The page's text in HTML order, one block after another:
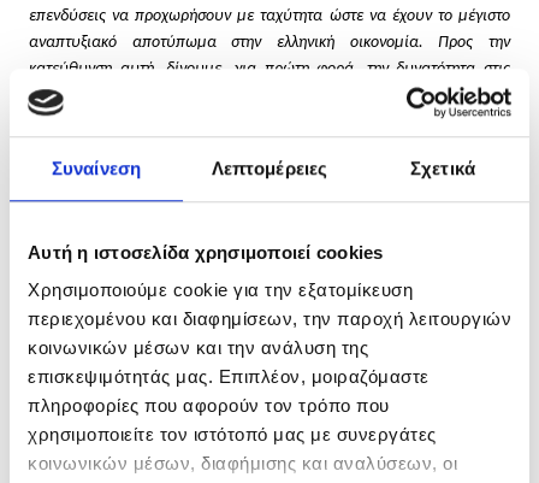
Συναίνεση Λεπτομέρειες Σχετικά
Αυτή η ιστοσελίδα χρησιμοποιεί cookies
Χρησιμοποιούμε cookie για την εξατομίκευση
περιεχομένου και διαφημίσεων, την παροχή λειτουργιών
κοινωνικών μέσων και την ανάλυση της
επισκεψιμότητάς μας. Επιπλέον, μοιραζόμαστε
πληροφορίες που αφορούν τον τρόπο που
χρησιμοποιείτε τον ιστότοπό μας με συνεργάτες
κοινωνικών μέσων, διαφήμισης και αναλύσεων, οι
επενδύσεις να προχωρήσουν με ταχύτητα ώστε να έχουν το μέγιστο
αναπτυξιακό αποτύπωμα στην ελληνική οικονομία. Προς την
κατεύθυνση αυτή, δίνουμε, για πρώτη φορά, την δυνατότητα στις
μικρομεσαίες επιχειρήσεις που εντάσσονται σε Αναπτυξιακό Νόμο να
εξασφαλίσουν με ευνοϊκούς όρους, γρήγορα και χωρίς γραφειοκρατία
τους σχέδια εντός χρονοδιαγραμμάτων επιτυγχάνοντας τους στόχους
τους. Η καινοτόμος πλατφόρμα Know Your Customer και το νέο
«Development Law Financial Instrument» της Ελληνικής Αναπτυξιακής
Τράπεζας αποτελούν ακόμη έναν κρίκο στην αλυσίδα των μέτρων
Κυριάκου Μητσοτάκη. Προχωρούμε με όραμα, σχέδιο και βούληση να
στηρίξουμε ακόμη αποτελεσματικότερα τις επιχειρήσεις ως κινητήριες
δυνάμεις για την ανάπτυξη της ελληνικής οικονομίας, την δημιουργία
νέων θέσεων εργασίας και την αύξηση του εθνικού εισοδήματος»
Ο Αναπληρωτής Υπουργός Εθνικής Οικονομίας και